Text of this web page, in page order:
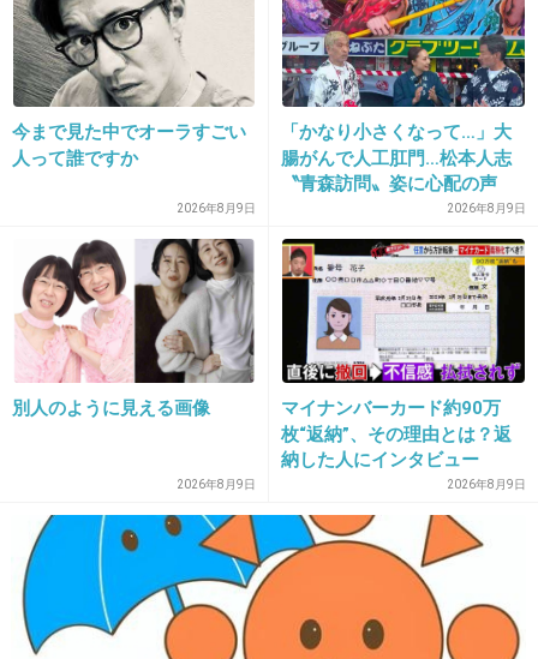
月曜から夜更かし
+478 -43
+353 -70
27. 匿名2015/05/10(日) 23:28:26
NNK 高校講座
+14 -97
28. 匿名 2015/05/10(日) 23:28:28
ヤマトなぜしこ
+42 -101
今まで見た中でオーラすごい
人って誰ですか
2026年8月9日
「かなり小さくなって…」大
腸がんで人工肛門…松本人志
〝青森訪問〟姿に心配の声
続々「脂肪のない感じが痛ま
しい」「無理せずに」
2026年8月9日
別人のように見える画像
2026年8月9日
マイナンバーカード約90万
枚“返納”、その理由とは？返
納した人にインタビュー
2026年8月9日